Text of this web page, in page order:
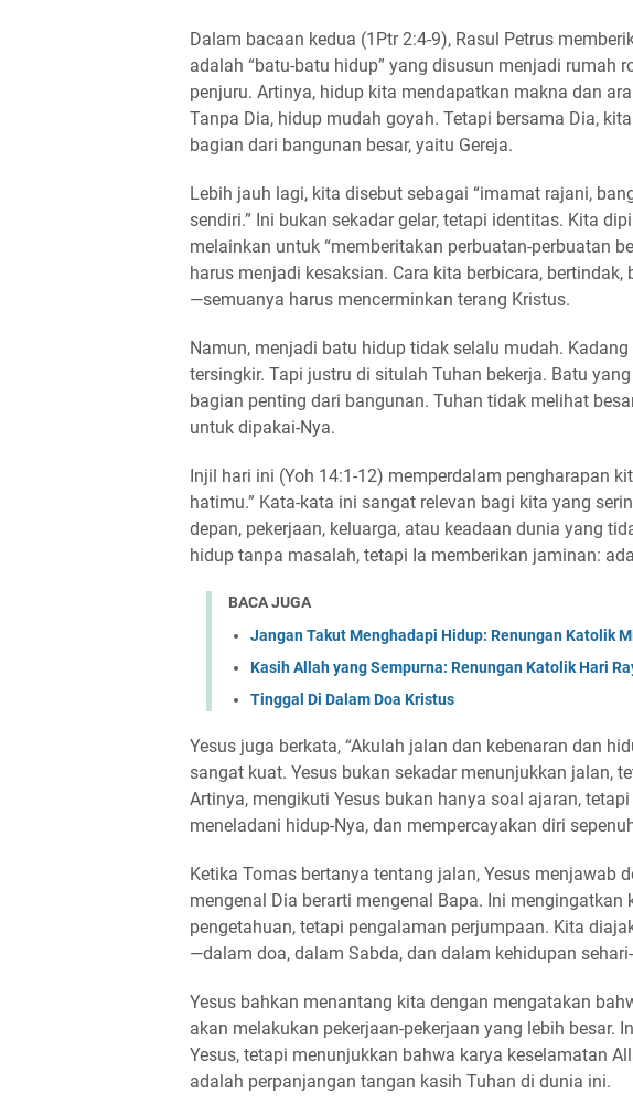
Dalam bacaan kedua (1Ptr 2:4-9), Rasul Petrus
adalah “batu-batu hidup” yang disusun menjadi rumah
penjuru. Artinya, hidup kita mendapatkan makna dan
Tanpa Dia, hidup mudah goyah. Tetapi bersama Dia,
bagian dari bangunan besar, yaitu Gereja.
Lebih jauh lagi, kita disebut sebagai “imamat rajani,
sendiri.” Ini bukan sekadar gelar, tetapi identitas. Kita
melainkan untuk “memberitakan perbuatan-perbuatan
harus menjadi kesaksian. Cara kita berbicara,
—semuanya harus mencerminkan terang Kristus.
Namun, menjadi batu hidup tidak selalu mudah.
tersingkir. Tapi justru di situlah Tuhan bekerja. Batu
bagian penting dari bangunan. Tuhan tidak melihat
untuk dipakai-Nya.
Injil hari ini (Yoh 14:1-12) memperdalam pengharapan
hatimu.” Kata-kata ini sangat relevan bagi kita yang
depan, pekerjaan, keluarga, atau keadaan dunia yang
hidup tanpa masalah, tetapi Ia memberikan jaminan:
BACA JUGA
Jangan Takut Menghadapi Hidup: Renungan Katolik
Kasih Allah yang Sempurna: Renungan Katolik Hari
Tinggal Di Dalam Doa Kristus
Yesus juga berkata, “Akulah jalan dan kebenaran dan
sangat kuat. Yesus bukan sekadar menunjukkan jalan,
Artinya, mengikuti Yesus bukan hanya soal ajaran,
meneladani hidup-Nya, dan mempercayakan diri
Ketika Tomas bertanya tentang jalan, Yesus menjawab
mengenal Dia berarti mengenal Bapa. Ini mengingatkan
pengetahuan, tetapi pengalaman perjumpaan. Kita
—dalam doa, dalam Sabda, dan dalam kehidupan
Yesus bahkan menantang kita dengan mengatakan
akan melakukan pekerjaan-pekerjaan yang lebih besar.
Yesus, tetapi menunjukkan bahwa karya keselamatan
adalah perpanjangan tangan kasih Tuhan di dunia ini.